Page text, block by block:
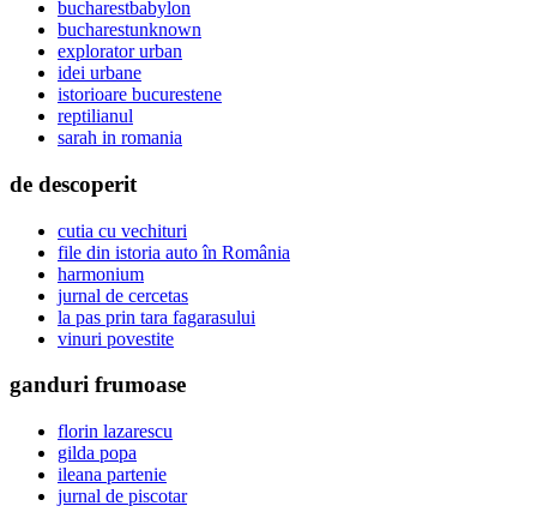
bucharestbabylon
bucharestunknown
explorator urban
idei urbane
istorioare bucurestene
reptilianul
sarah in romania
de descoperit
cutia cu vechituri
file din istoria auto în România
harmonium
jurnal de cercetas
la pas prin tara fagarasului
vinuri povestite
ganduri frumoase
florin lazarescu
gilda popa
ileana partenie
jurnal de piscotar